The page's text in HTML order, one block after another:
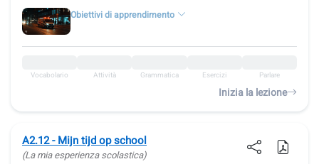
Obiettivi di apprendimento
Vocabolario Attività Grammatica Esercizi Parlare
Inizia la lezione
A2.12 - Mijn tijd op school
(La mia esperienza scolastica)